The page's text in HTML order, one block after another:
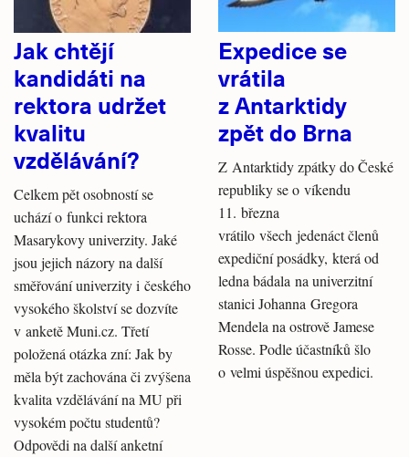
Jak chtějí
kandidáti na
rektora udržet
kvalitu
vzdělávání?
Celkem pět osobností se
uchází o funkci rektora
Masarykovy univerzity. Jaké
jsou jejich názory na další
směřování univerzity i českého
vysokého školství se dozvíte
v anketě Muni.cz. Třetí
položená otázka zní: Jak by
měla být zachována či zvýšena
kvalita vzdělávání na MU při
vysokém počtu studentů?
Odpovědi na další anketní
Expedice se
vrátila
z Antarktidy
zpět do Brna
Z Antarktidy zpátky do České
republiky se o víkendu
11. března
vrátilo všech jedenáct členů
expediční posádky, která od
ledna bádala na univerzitní
stanici Johanna Gregora
Mendela na ostrově Jamese
Rosse. Podle účastníků šlo
o velmi úspěšnou expedici.